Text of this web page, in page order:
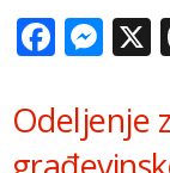
Odeljenje